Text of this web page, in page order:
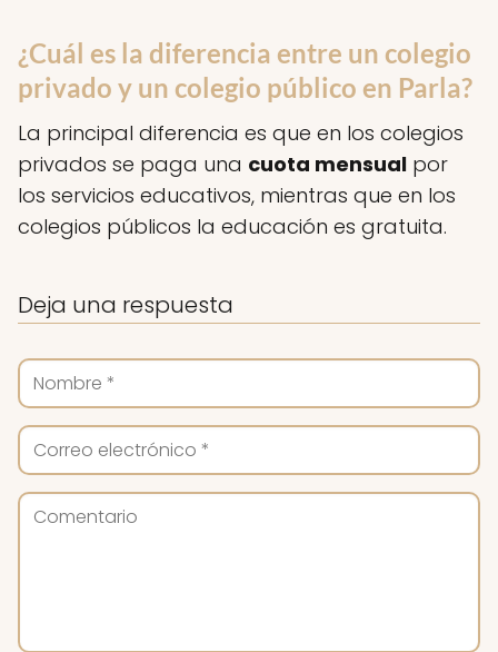
¿Cuál es la diferencia entre un colegio
privado y un colegio público en Parla?
La principal diferencia es que en los colegios
privados se paga una cuota mensual por
los servicios educativos, mientras que en los
colegios públicos la educación es gratuita.
Deja una respuesta